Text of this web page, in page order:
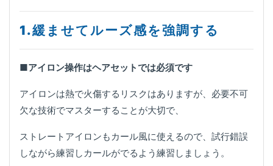
1.緩ませてルーズ感を強調する
■アイロン操作はヘアセットでは必須です
アイロンは熱で火傷するリスクはありますが、必要不可
欠な技術でマスターすることが大切で、
ストレートアイロンもカール風に使えるので、試行錯誤
しながら練習しカールがでるよう練習しましょう。